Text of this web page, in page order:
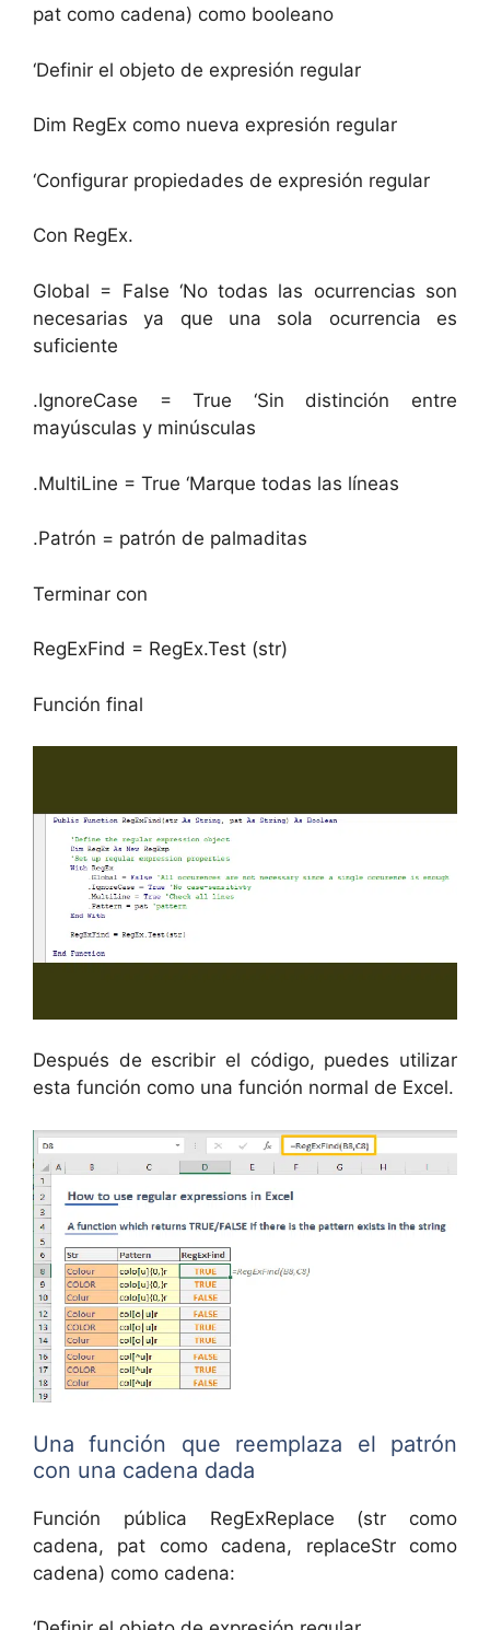
pat como cadena) como booleano
‘Definir el objeto de expresión regular
Dim RegEx como nueva expresión regular
‘Configurar propiedades de expresión regular
Con RegEx.
Global = False ‘No todas las ocurrencias son
necesarias ya que una sola ocurrencia es
suficiente
.IgnoreCase = True ‘Sin distinción entre
mayúsculas y minúsculas
.MultiLine = True ‘Marque todas las líneas
.Patrón = patrón de palmaditas
Terminar con
RegExFind = RegEx.Test (str)
Función final
Después de escribir el código, puedes utilizar
esta función como una función normal de Excel.
Una función que reemplaza el patrón
con una cadena dada
Función pública RegExReplace (str como
cadena, pat como cadena, replaceStr como
cadena) como cadena: